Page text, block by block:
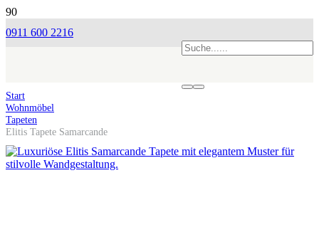
0911 600 2216
Start
Wohnmöbel
Tapeten
Elitis Tapete Samarcande